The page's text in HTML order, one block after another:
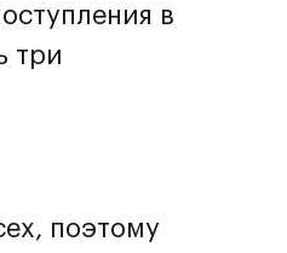
в
три
поэтому